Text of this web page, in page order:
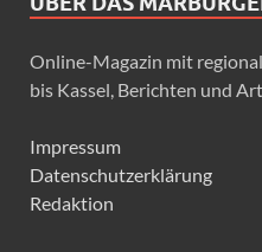
Online-Magazin mit
bis Kassel, Berichten und
Impressum
Datenschutzerklärung
Redaktion